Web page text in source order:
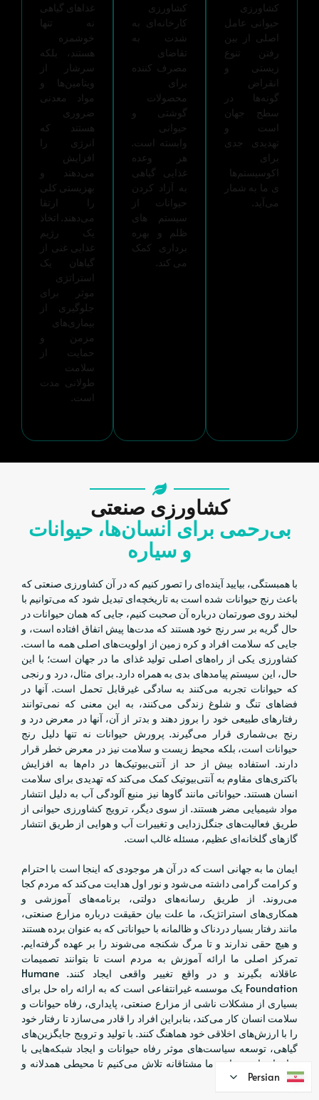
کشاورزی
حیوانی عامل
اصلی از بین
رفتن تنوع
زیستی و
انقراض
گونه‌ها در
سطح جهان
است و
تهدیدی جدی
برای
اکوسیستم‌ها
ی ما به شمار
می‌آید.
کشاورزی
کارخانه‌ای به
شدت به
تقاضای
مصرف کننده
برای
محصولات
گوشتی و
حیوانی
وابسته است.
هر وعده
غذایی گیاهی
به آزاد کردن
حیوانات از
سیستم های
ظلم و بهره
برداری کمک
می کند.
غذاهای گیاهی
نه تنها
خوشمزه
هستند، بلکه
سرشار از
ویتامین‌ها و
مواد معدنی
ضروری
هستند که
انرژی را
افزایش
می‌دهند و
بهزیستی کلی
را ارتقا
می‌دهند. اتخاذ
یک رژیم
غذایی غنی از
گیاهان یک
استراتژی
موثر برای
جلوگیری از
بیماری‌های
مزمن و
حمایت از
سلامت
طولانی مدت
است.
کشاورزی صنعتی
بی‌رحمی برای انسان‌ها، حیوانات
و سیاره
با همبستگی، بیایید آینده‌ای را تصور کنیم که در آن کشاورزی صنعتی که
باعث رنج حیوانات شده است به تاریخچه‌ای تبدیل شود که می‌توانیم با
لبخند روی صورتمان درباره آن صحبت کنیم، جایی که همان حیوانات در
حال گریه بر سر رنج خود هستند که مدت‌ها پیش اتفاق افتاده است، و
جایی که سلامت افراد و کره زمین از اولویت‌های اصلی همه ما است.
کشاورزی یکی از راه‌های اصلی تولید غذای ما در جهان است؛ با این
حال، این سیستم پیامدهای بدی به همراه دارد. برای مثال، درد و رنجی
که حیوانات تجربه می‌کنند به سادگی غیرقابل تحمل است. آنها در
فضاهای تنگ و شلوغ زندگی می‌کنند، به این معنی که نمی‌توانند
رفتارهای طبیعی خود را بروز دهند و بدتر از آن، آنها در معرض درد و
رنج بی‌شماری قرار می‌گیرند. پرورش حیوانات نه تنها دلیل رنج
حیوانات است، بلکه محیط زیست و سلامت نیز در معرض خطر قرار
دارند. استفاده بیش از حد از آنتی‌بیوتیک‌ها در دام‌ها به افزایش
باکتری‌های مقاوم به آنتی‌بیوتیک کمک می‌کند که تهدیدی برای سلامت
انسان هستند. حیواناتی مانند گاوها نیز منبع آلودگی آب به دلیل انتشار
مواد شیمیایی مضر هستند. از سوی دیگر، ترویج کشاورزی حیوانی از
طریق فعالیت‌های جنگل‌زدایی و تغییرات آب و هوایی از طریق انتشار
گازهای گلخانه‌ای عظیم، مسئله غالب است.
ایمان ما به جهانی است که در آن هر موجودی که اینجا است با احترام
و کرامت گرامی داشته می‌شود و نور اول هدایت می‌کند که مردم کجا
می‌روند. از طریق رسانه‌های دولتی، برنامه‌های آموزشی و
همکاری‌های استراتژیک، ما علت بیان حقیقت درباره مزارع صنعتی،
مانند رفتار بسیار دردناک و ظالمانه با حیواناتی که به عنوان برده هستند
و هیچ حقی ندارند و تا مرگ شکنجه می‌شوند را بر عهده گرفته‌ایم.
تمرکز اصلی ما ارائه آموزش به مردم است تا بتوانند تصمیمات
عاقلانه بگیرند و در واقع تغییر واقعی ایجاد کنند. Humane
Foundation یک موسسه غیرانتفاعی است که به ارائه راه حل برای
بسیاری از مشکلات ناشی از مزارع صنعتی، پایداری، رفاه حیوانات و
سلامت انسان کار می‌کند، بنابراین افراد را قادر می‌سازد تا رفتار خود
را با ارزش‌های اخلاقی خود هماهنگ کنند. با تولید و ترویج جایگزین‌های
گیاهی، توسعه سیاست‌های موثر رفاه حیوانات و ایجاد شبکه‌هایی با
سازمان‌های مشابه، ما مشتاقانه تلاش می‌کنیم تا محیطی همدلانه و
پایدار بسازیم.
Persian
Persian